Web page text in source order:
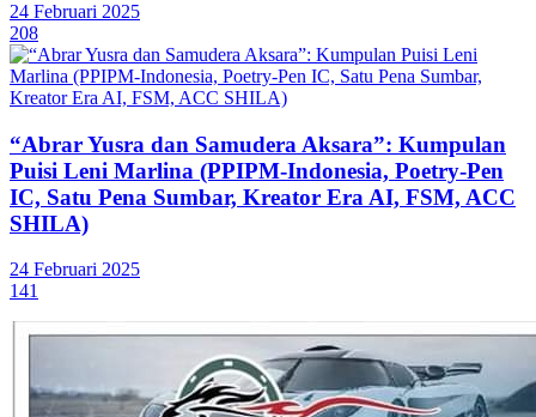
24 Februari 2025
208
“Abrar Yusra dan Samudera Aksara”: Kumpulan
Puisi Leni Marlina (PPIPM-Indonesia, Poetry-Pen
IC, Satu Pena Sumbar, Kreator Era AI, FSM, ACC
SHILA)
24 Februari 2025
141